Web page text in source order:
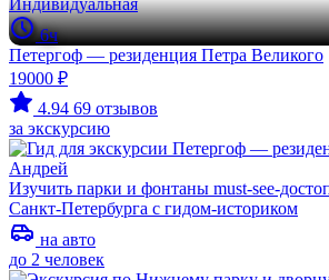
6ч
Петергоф — резиденция Петра Великого
19000 ₽
4.94 69 отзывов
за экскурсию
Андрей
Изучить парки и фонтаны must-see-
Санкт-Петербурга с гидом-историком
на авто
до 2 человек